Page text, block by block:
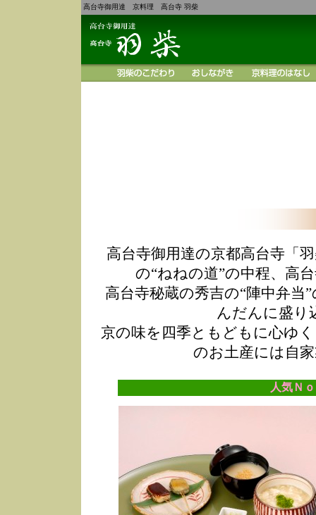
高台寺御用達 京料理 高台寺 羽柴
高台寺御用達の京都高台寺「
の“ねねの道”の中程、高
高台寺秘蔵の秀吉の“陣中弁
んだんに盛り
京の味を四季ともどもに心ゆ
のお土産には自
人気Ｎ